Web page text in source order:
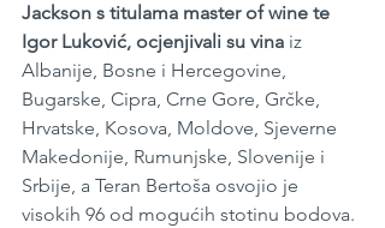
Jackson s titulama master of wine te
Igor Luković, ocjenjivali su vina iz
Albanije, Bosne i Hercegovine,
Bugarske, Cipra, Crne Gore, Grčke,
Hrvatske, Kosova, Moldove, Sjeverne
Makedonije, Rumunjske, Slovenije i
Srbije, a Teran Bertoša osvojio je
visokih 96 od mogućih stotinu bodova.